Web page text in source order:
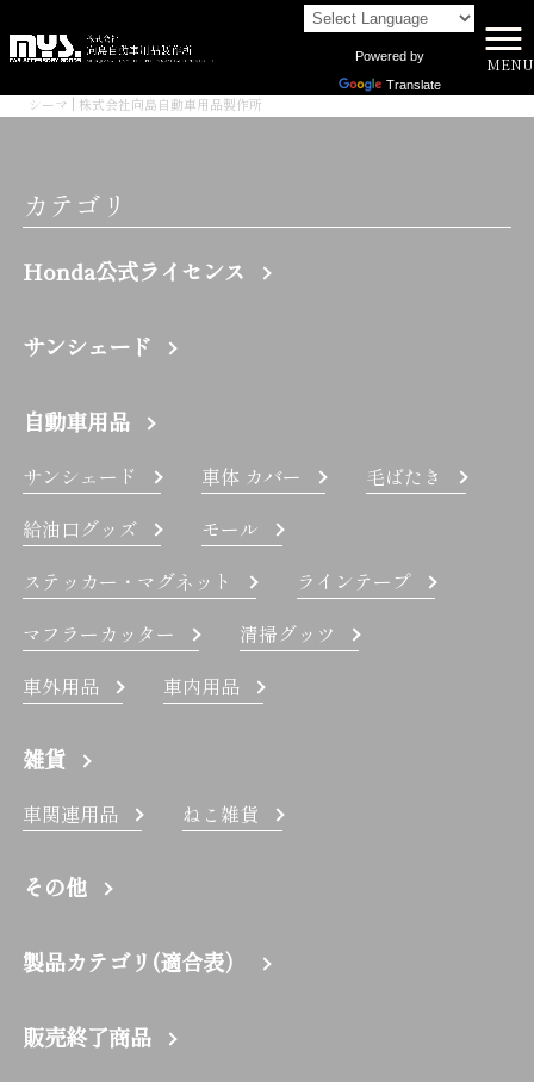
Powered by
Translate
MENU
シーマ | 株式会社向島自動車用品製作所
カテゴリ
Honda公式ライセンス
サンシェード
自動車用品
サンシェード 車体 カバー
毛ばたき
給油口グッズ
モール
ステッカー・マグネット
ラインテープ
マフラーカッター
清掃グッツ
車外用品
車内用品
雑貨
車関連用品 ねこ雑貨
その他
製品カテゴリ(適合表）
販売終了商品